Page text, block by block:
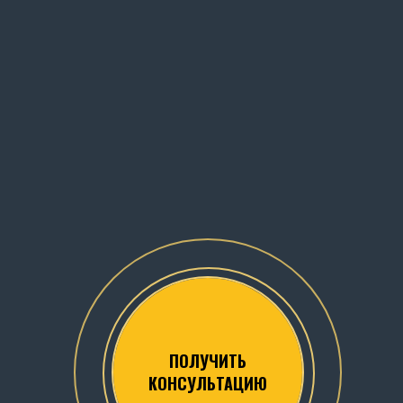
ПОЛУЧИТЬ
КОНСУЛЬТАЦИЮ